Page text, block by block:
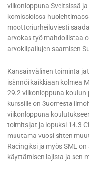
viikonloppuna Sveitsissä
komissioissa
moottoriurheiluviesti
arvokas työ mahdollistaa
arvokilpailujen saamisen
Kansainvälinen toiminta
isännöi kaikkiaan kolmea
29.2 viikonloppuna koulun
kurssille on Suomesta
viikonloppuna
toimitsijat ja lopuksi 14.3
muutama vuosi sitten
Racingiksi ja myös SML
käyttämisen lajista ja sen